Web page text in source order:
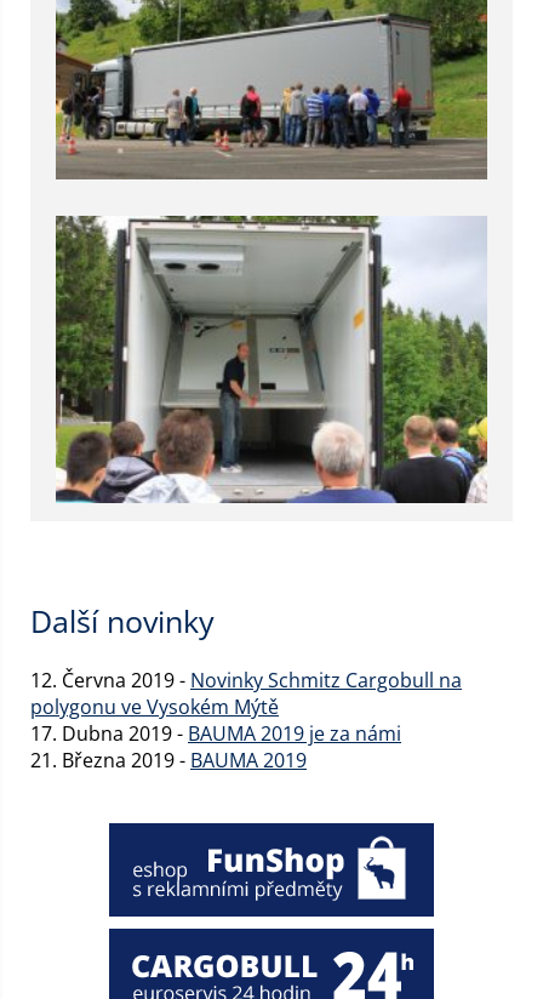
Další novinky
12. Června 2019 - Novinky Schmitz Cargobull na
polygonu ve Vysokém Mýtě
17. Dubna 2019 - BAUMA 2019 je za námi
21. Března 2019 - BAUMA 2019